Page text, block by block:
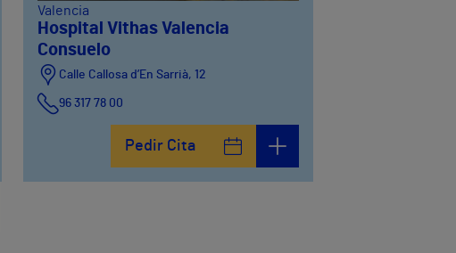
Valencia
Hospital Vithas Valencia
Consuelo
Calle Callosa d’En Sarrià, 12
96 317 78 00
Pedir Cita